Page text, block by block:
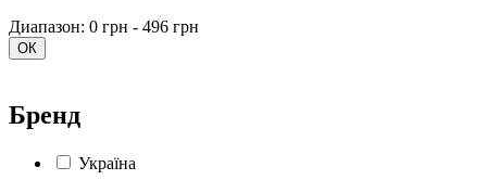
Диапазон: 0 грн - 496 грн
ОК
Бренд
Україна